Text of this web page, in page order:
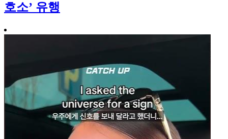
호소’ 유행